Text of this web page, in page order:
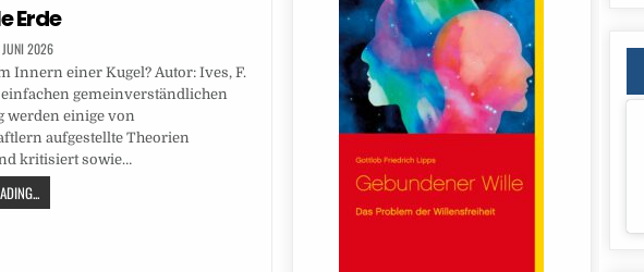
Erde
JUNI 2026
Innern einer Kugel? Autor: Ives, F.
gemeinverständlichen
werden einige von
aufgestellte Theorien
kritisiert sowie…